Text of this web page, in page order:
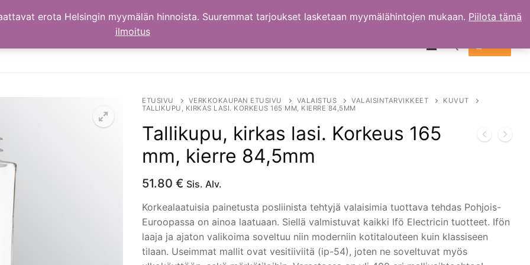
Hae:
ETUSIVU VERKKOKAUPAN ETUSIVU VALAISTUS VALAISINTARVIKKEET
KUVUT
TALLIKUPU, KIRKAS LASI. KORKEUS 165 MM, KIERRE 84,5MM
Tallikupu, kirkas lasi. Korkeus 165
mm, kierre 84,5mm
51.80 € Sis. Alv.
Korkealaatuisia painetusta posliinista tehtyjä valaisimia tuottava tehdas Pohjois-
Euroopassa on ainoa laatuaan. Siellä valmistuvat kaikki Ifö Electricin tuotteet. Ifön
laaja ja ajaton valikoima soveltuu niin moderniin kotitalouteen kuin klassiseen
tilaan. Useimmat mallit ovat vesitiiviitä (ip-54), joten ne soveltuvat myös
erota Helsingin myymälän hinnoista. Suuremmat tarjoukset lasketaan myymälähintojen mukaan. Piilota tämä
ilmoitus